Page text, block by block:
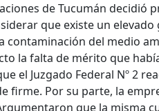
de Tucumán decidió
que existe un elevado
contaminación del medio
la falta de mérito que
el Juzgado Federal Nº 2
firme. Por su parte, la
que la misma